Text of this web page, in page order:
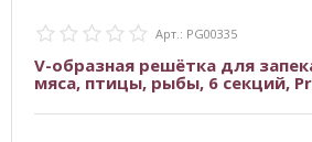
Арт.: PG00335
V-образная решётка для
мяса, птицы, рыбы, 6 секций,